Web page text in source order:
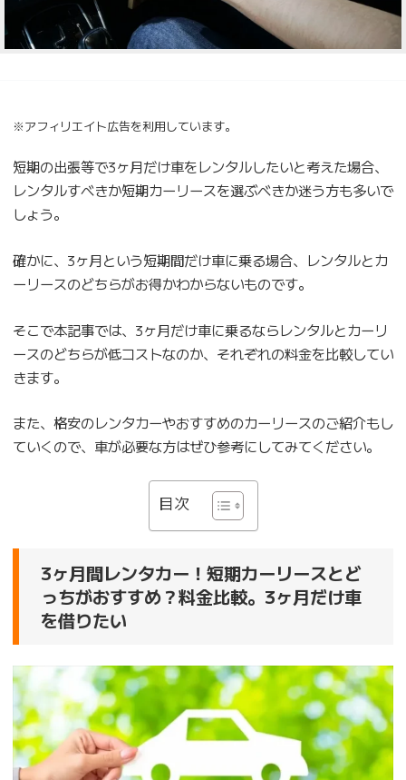
※アフィリエイト広告を利用しています。
短期の出張等で3ヶ月だけ車をレンタルしたいと考えた場合、
レンタルすべきか短期カーリースを選ぶべきか迷う方も多いで
しょう。
確かに、3ヶ月という短期間だけ車に乗る場合、レンタルとカ
ーリースのどちらがお得かわからないものです。
そこで本記事では、3ヶ月だけ車に乗るならレンタルとカーリ
ースのどちらが低コストなのか、それぞれの料金を比較してい
きます。
また、格安のレンタカーやおすすめのカーリースのご紹介もし
ていくので、車が必要な方はぜひ参考にしてみてください。
目次
3ヶ月間レンタカー！短期カーリースとど
っちがおすすめ？料金比較。3ヶ月だけ車
を借りたい